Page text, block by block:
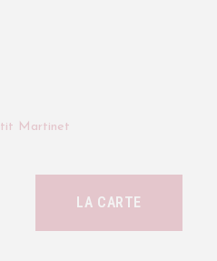
LA CARTE